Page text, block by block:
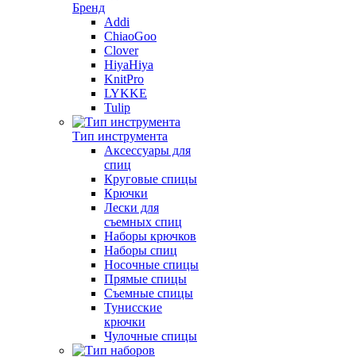
Бренд
Addi
ChiaoGoo
Clover
HiyaHiya
KnitPro
LYKKE
Tulip
Тип инструмента
Аксессуары для
спиц
Круговые спицы
Крючки
Лески для
съемных спиц
Наборы крючков
Наборы спиц
Носочные спицы
Прямые спицы
Съемные спицы
Тунисские
крючки
Чулочные спицы